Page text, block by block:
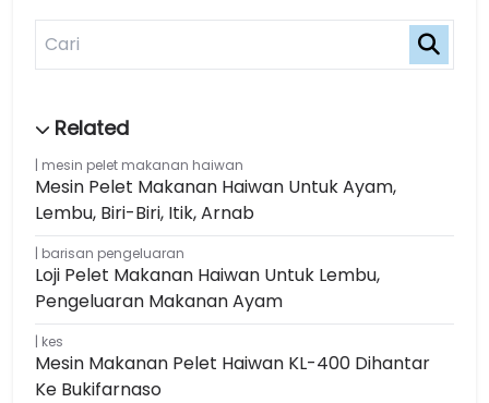
mesin pelet makanan haiwan
Mesin Pelet Makanan Haiwan Untuk Ayam,
Lembu, Biri-Biri, Itik, Arnab
barisan pengeluaran
Loji Pelet Makanan Haiwan Untuk Lembu,
Pengeluaran Makanan Ayam
kes
Mesin Makanan Pelet Haiwan KL-400 Dihantar
Ke Bukifarnaso